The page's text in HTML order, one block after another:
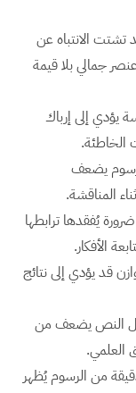
تشتت الانتباه عن
جمالي بلا قيمة
يؤدي إلى إرباك
الخاطئة.
يضعف
المناقشة.
يُفقدها ترابطها
الأفكار.
قد يؤدي إلى نتائج
النص يضعف من
العلمي.
من الرسوم يُظهر